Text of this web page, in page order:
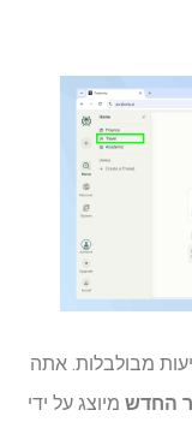
מבולבלות. אתה
החדש מיוצג על ידי